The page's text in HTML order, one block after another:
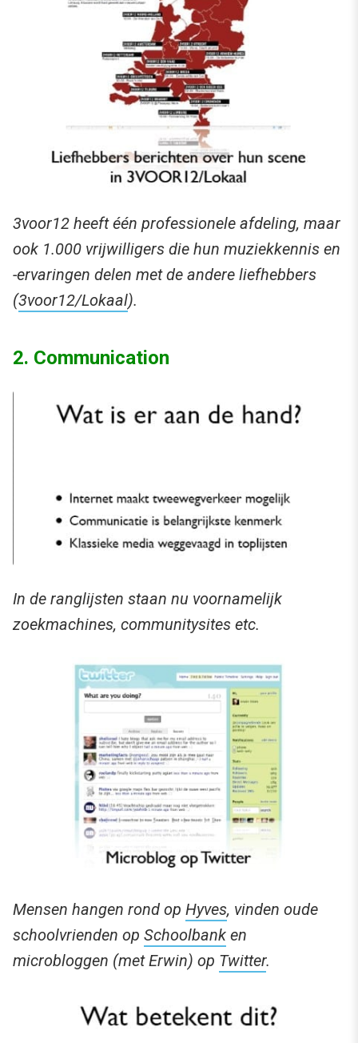
3voor12 heeft één professionele afdeling, maar
ook 1.000 vrijwilligers die hun muziekkennis en
-ervaringen delen met de andere liefhebbers
(3voor12/Lokaal).
2. Communication
In de ranglijsten staan nu voornamelijk
zoekmachines, communitysites etc.
Mensen hangen rond op Hyves, vinden oude
schoolvrienden op Schoolbank en
microbloggen (met Erwin) op Twitter.